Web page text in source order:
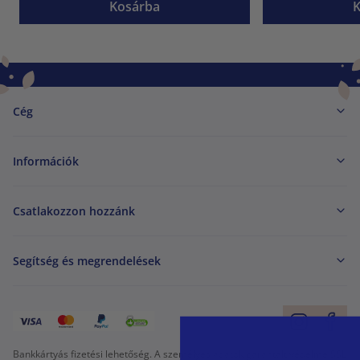
Kosárba
Cég
Információk
Csatlakozzon hozzánk
Segítség és megrendelések
Bankkártyás fizetési lehetőség. A személyes adatok garantált védelme SSL